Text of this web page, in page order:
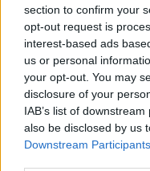
section to confirm your
opt-out request is
interest-based ads
us or personal
your opt-out. You may
disclosure of your
IAB’s list of
also be disclosed by us
Downstream Participants